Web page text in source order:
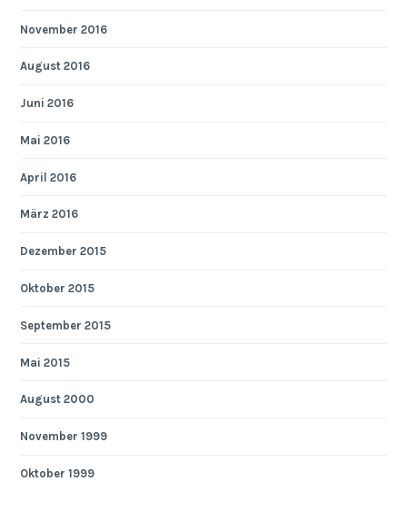
November 2016
August 2016
Juni 2016
Mai 2016
April 2016
März 2016
Dezember 2015
Oktober 2015
September 2015
Mai 2015
August 2000
November 1999
Oktober 1999